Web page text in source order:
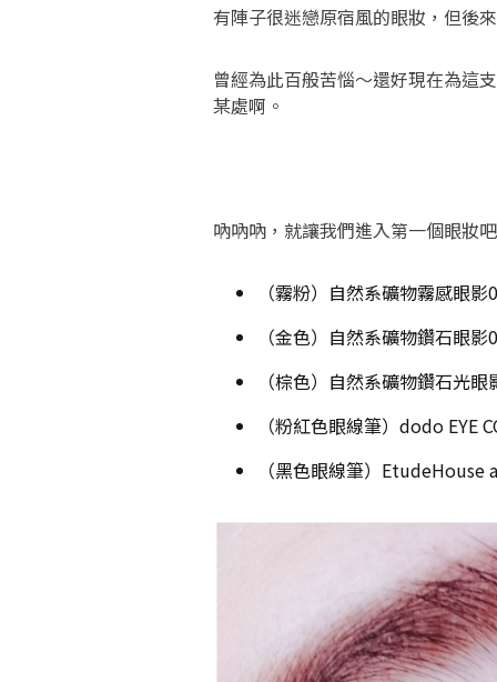
有陣子很迷戀原宿風的眼妝，但後
曾經為此百般苦惱～還好現在為這
某處啊。
吶吶吶，就讓我們進入第一個眼妝
（霧粉）自然系礦物霧感眼影
（金色）自然系礦物鑽石眼影
（棕色）自然系礦物鑽石光眼
（粉紅色眼線筆）dodo EYE
（黑色眼線筆）EtudeHouse